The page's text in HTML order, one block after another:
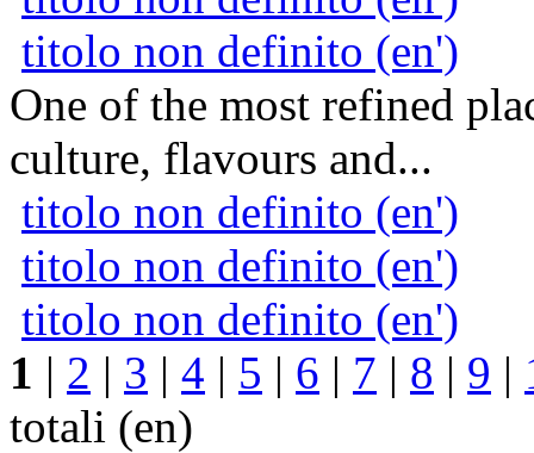
titolo non definito (en')
One of the most refined
culture, flavours and...
titolo non definito (en')
titolo non definito (en')
titolo non definito (en')
1 | 2 | 3 | 4 | 5 | 6 | 7 | 8 | 9 |
totali (en)